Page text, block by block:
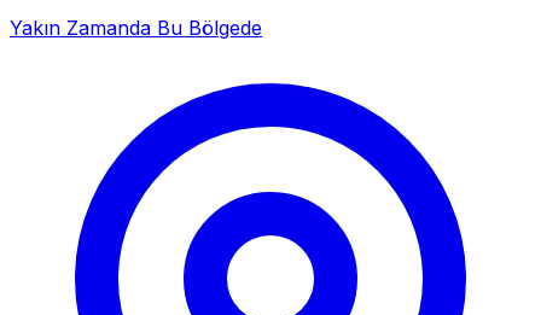
Yakın Zamanda Bu Bölgede